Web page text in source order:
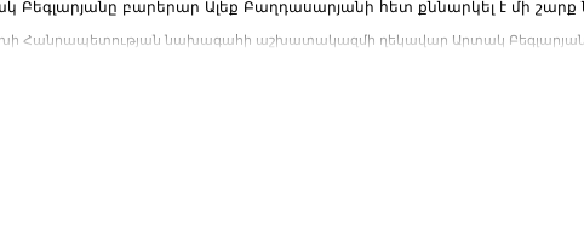
Բեգլարյանը բարերար Ալեք Բաղդասարյանի հետ քննարկել է մի շարք
Հանրապետության նախագահի աշխատակազմի ղեկավար Արտակ Բեգլարյանը